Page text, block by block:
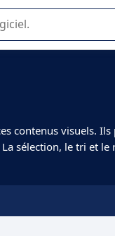
SaaS en
contenus visuels.
sélection, le tri et le